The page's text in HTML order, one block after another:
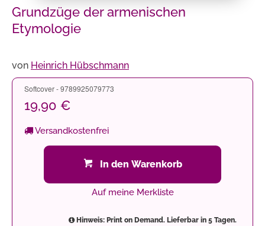
Grundzüge der armenischen
Etymologie
von Heinrich Hübschmann
Softcover - 9789925079773
19,90 €
Versandkostenfrei
In den Warenkorb
Auf meine Merkliste
Hinweis: Print on Demand. Lieferbar in 5 Tagen.